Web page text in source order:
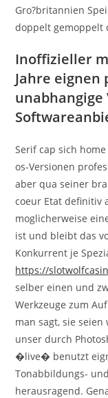
Gro?britannien
doppelt gemoppelt
Inoffizieller
Jahre eignen
unabhangige
Serif cap sich
os-Versionen
aber qua seiner
coeur Etat definitiv
moglicherweise
ist und bleibt das
Konkurrent je
https://
selber einen und
Werkzeuge zum
man sagt, sie
unser durch
�live� benutzt
Tonabbildungs-
herausragend.